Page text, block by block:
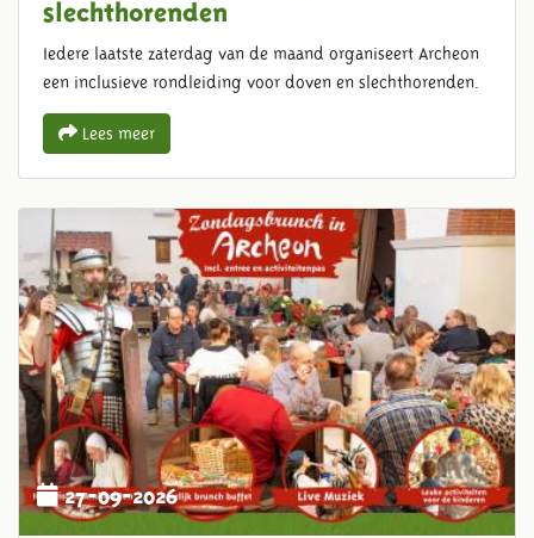
slechthorenden
Iedere laatste zaterdag van de maand organiseert Archeon
een inclusieve rondleiding voor doven en slechthorenden.
Lees meer
27-09-2026